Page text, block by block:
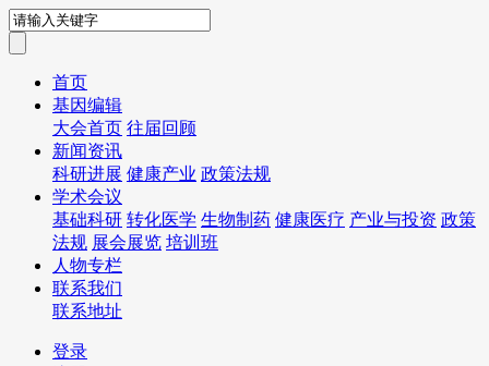
首页
基因编辑
大会首页 往届回顾
新闻资讯
科研进展 健康产业 政策法规
学术会议
基础科研 转化医学 生物制药 健康医疗 产业与投资 政策
法规 展会展览 培训班
人物专栏
联系我们
联系地址
登录